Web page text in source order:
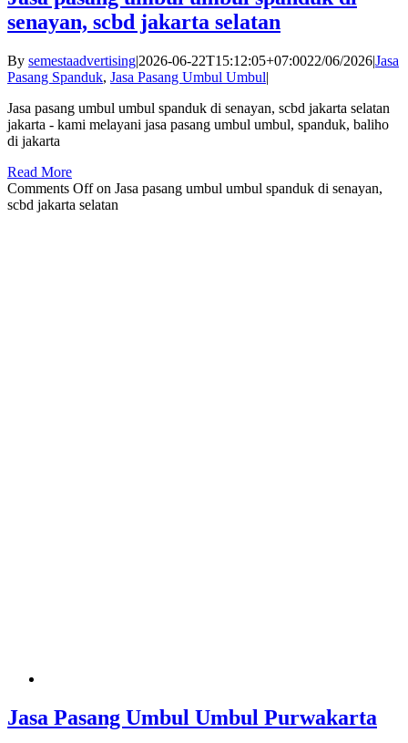
senayan, scbd jakarta selatan
By semestaadvertising|2026-06-22T15:12:05+07:0022/06/2026|Jasa
Pasang Spanduk, Jasa Pasang Umbul Umbul|
Jasa pasang umbul umbul spanduk di senayan, scbd jakarta selatan
jakarta - kami melayani jasa pasang umbul umbul, spanduk, baliho
di jakarta
Read More
Comments Offon Jasa pasang umbul umbul spanduk di senayan,
scbd jakarta selatan
Jasa Pasang Umbul Umbul Purwakarta